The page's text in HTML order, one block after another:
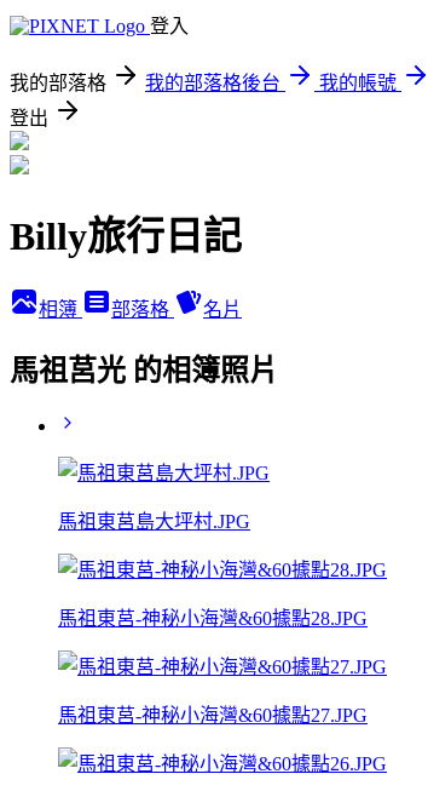
登入
我的部落格 我的部落格後台
我的帳號
登出
Billy旅行日記
相簿 部落格 名片
馬祖莒光 的相簿照片
馬祖東莒島大坪村.JPG
馬祖東莒-神秘小海灣&60據點28.JPG
馬祖東莒-神秘小海灣&60據點27.JPG